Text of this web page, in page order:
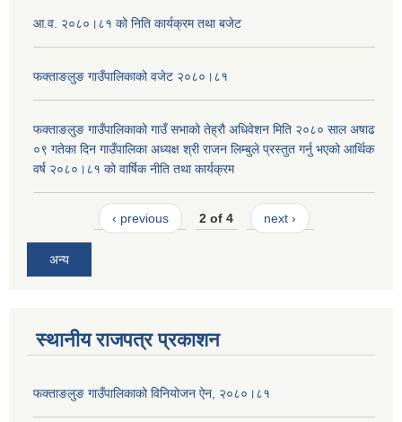
आ.व. २०८०।८१ को निति कार्यक्रम तथा बजेट
फक्ताङलुङ गाउँपालिकाको वजेट २०८०।८१
फक्ताङलुङ गाउँपालिकाको गाउँ सभाको तेह्रौ अधिवेशन मिति २०८० साल अषाढ
०९ गतेका दिन गाउँपालिका अध्यक्ष श्री राजन लिम्बुले प्रस्तुत गर्नु भएको आर्थिक
वर्ष २०८०।८१ को वार्षिक नीति तथा कार्यक्रम
‹ previous 2 of 4 next ›
अन्य
स्थानीय राजपत्र प्रकाशन
फक्ताङलुङ गाउँपालिकाको विनियोजन ऐन, २०८०।८१